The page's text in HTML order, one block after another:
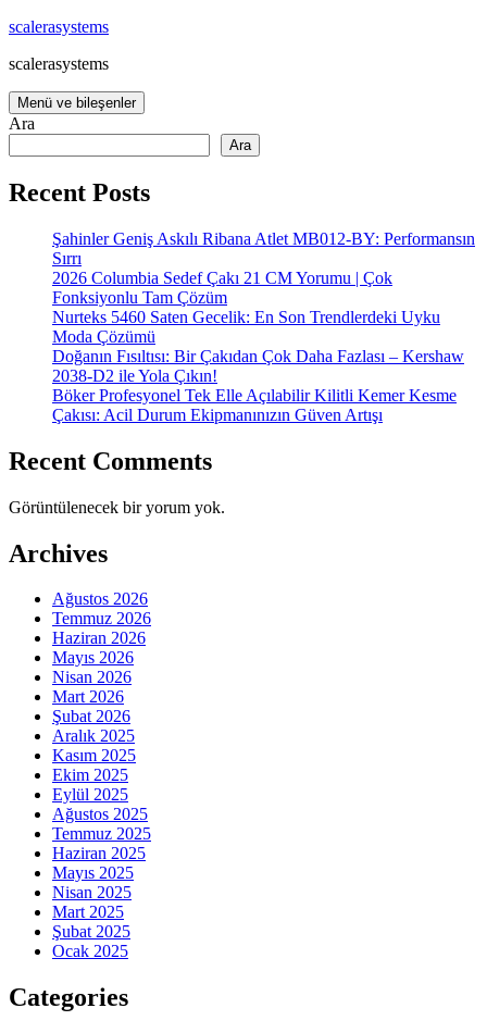
İçeriğe
scalerasystems
scalerasystems
Menü ve bileşenler
Ara
Ara
Recent Posts
Şahinler Geniş Askılı Ribana Atlet MB012-BY: Performansın
Sırrı
2026 Columbia Sedef Çakı 21 CM Yorumu | Çok
Fonksiyonlu Tam Çözüm
Nurteks 5460 Saten Gecelik: En Son Trendlerdeki Uyku
Moda Çözümü
Doğanın Fısıltısı: Bir Çakıdan Çok Daha Fazlası – Kershaw
2038-D2 ile Yola Çıkın!
Böker Profesyonel Tek Elle Açılabilir Kilitli Kemer Kesme
Çakısı: Acil Durum Ekipmanınızın Güven Artışı
Recent Comments
Görüntülenecek bir yorum yok.
Archives
Ağustos 2026
Temmuz 2026
Haziran 2026
Mayıs 2026
Nisan 2026
Mart 2026
Şubat 2026
Aralık 2025
Kasım 2025
Ekim 2025
Eylül 2025
Ağustos 2025
Temmuz 2025
Haziran 2025
Mayıs 2025
Nisan 2025
Mart 2025
Şubat 2025
Ocak 2025
Categories